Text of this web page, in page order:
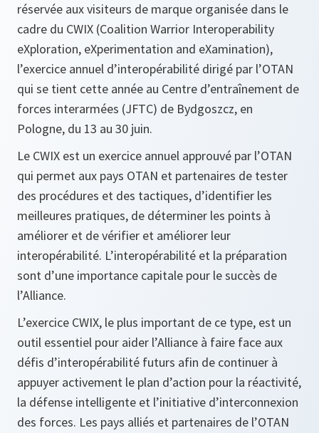
réservée aux visiteurs de marque organisée dans le
cadre du CWIX (Coalition Warrior Interoperability
eXploration, eXperimentation and eXamination),
l’exercice annuel d’interopérabilité dirigé par l’OTAN
qui se tient cette année au Centre d’entraînement de
forces interarmées (JFTC) de Bydgoszcz, en
Pologne, du 13 au 30 juin.
Le CWIX est un exercice annuel approuvé par l’OTAN
qui permet aux pays OTAN et partenaires de tester
des procédures et des tactiques, d’identifier les
meilleures pratiques, de déterminer les points à
améliorer et de vérifier et améliorer leur
interopérabilité. L’interopérabilité et la préparation
sont d’une importance capitale pour le succès de
l’Alliance.
L’exercice CWIX, le plus important de ce type, est un
outil essentiel pour aider l’Alliance à faire face aux
défis d’interopérabilité futurs afin de continuer à
appuyer activement le plan d’action pour la réactivité,
la défense intelligente et l’initiative d’interconnexion
des forces. Les pays alliés et partenaires de l’OTAN